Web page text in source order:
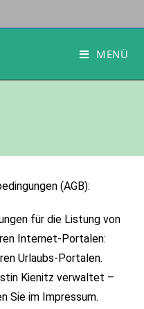
MENÜ
(AGB):
für die Listung von
Internet-Portalen:
Urlaubs-Portalen.
Kienitz verwaltet –
Sie im Impressum.